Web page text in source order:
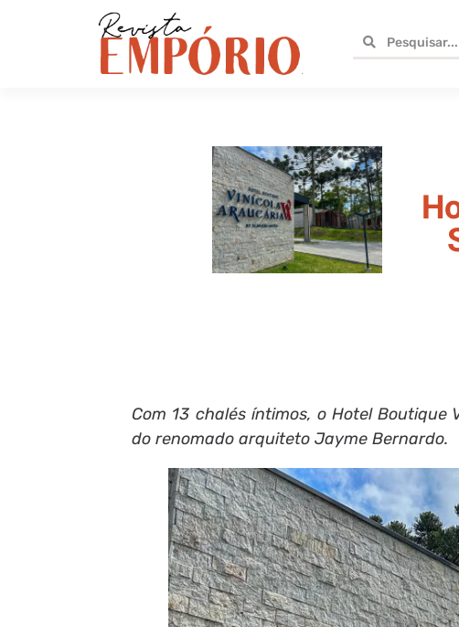
Com 13 chalés íntimos, o Hotel
do renomado arquiteto Jayme Bernardo.